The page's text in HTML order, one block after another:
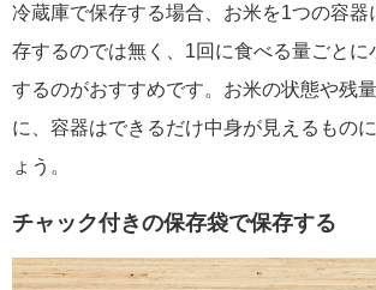
冷蔵庫で保存する場合、お米を1つの容器
存するのでは無く、1回に食べる量ごとに
するのがおすすめです。お米の状態や残
に、容器はできるだけ中身が見えるもの
ょう。
チャック付きの保存袋で保存する